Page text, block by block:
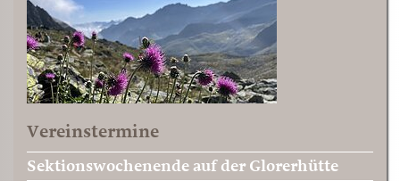
Vereinstermine
Sektionswochenende auf der Glorerhütte